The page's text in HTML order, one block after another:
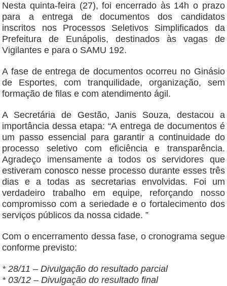
Nesta quinta-feira (27), foi encerrado às 14h o prazo
para a entrega de documentos dos candidatos
inscritos nos Processos Seletivos Simplificados da
Prefeitura de Eunápolis, destinados às vagas de
Vigilantes e para o SAMU 192.
A fase de entrega de documentos ocorreu no Ginásio
de Esportes, com tranquilidade, organização, sem
formação de filas e com atendimento ágil.
A Secretária de Gestão, Janis Souza, destacou a
importância dessa etapa: “A entrega de documentos é
um passo essencial para garantir a continuidade do
processo seletivo com eficiência e transparência.
Agradeço imensamente a todos os servidores que
estiveram conosco nesse processo durante esses três
dias e a todas as secretarias envolvidas. Foi um
verdadeiro trabalho em equipe, reforçando nosso
compromisso com a seriedade e o fortalecimento dos
serviços públicos da nossa cidade. ”
Com o encerramento dessa fase, o cronograma segue
conforme previsto:
* 28/11 – Divulgação do resultado parcial
* 03/12 – Divulgação do resultado final